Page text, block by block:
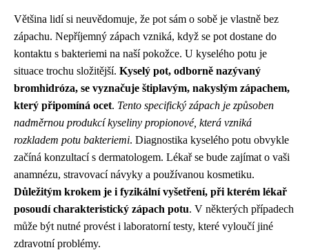
Většina lidí si neuvědomuje, že pot sám o sobě je vlastně bez
zápachu. Nepříjemný zápach vzniká, když se pot dostane do
kontaktu s bakteriemi na naší pokožce. U kyselého potu je
situace trochu složitější. Kyselý pot, odborně nazývaný
bromhidróza, se vyznačuje štiplavým, nakyslým zápachem,
který připomíná ocet. Tento specifický zápach je způsoben
nadměrnou produkcí kyseliny propionové, která vzniká
rozkladem potu bakteriemi. Diagnostika kyselého potu obvykle
začíná konzultací s dermatologem. Lékař se bude zajímat o vaši
anamnézu, stravovací návyky a používanou kosmetiku.
Důležitým krokem je i fyzikální vyšetření, při kterém lékař
posoudí charakteristický zápach potu. V některých případech
může být nutné provést i laboratorní testy, které vyloučí jiné
zdravotní problémy.